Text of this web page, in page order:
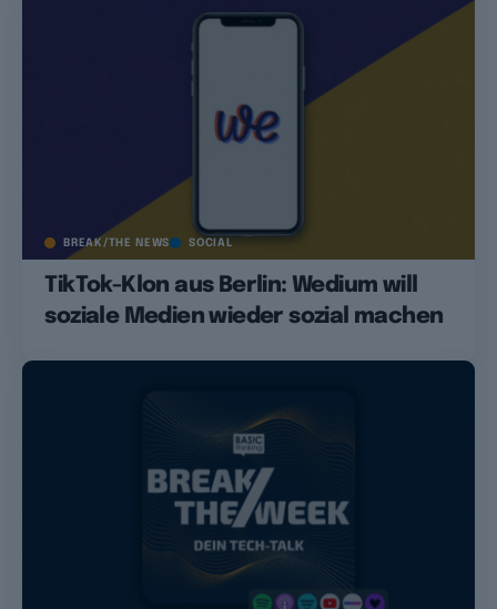
BREAK/THE NEWS SOCIAL
TikTok-Klon aus Berlin: Wedium will
soziale Medien wieder sozial machen